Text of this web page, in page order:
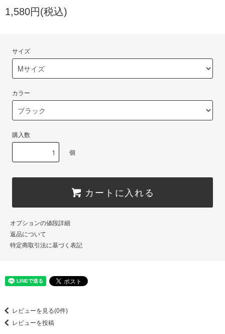
1,580円(税込)
サイズ
カラー
購入数
個
カートに入れる
オプションの値段詳細
返品について
特定商取引法に基づく表記
レビューを見る(0件)
レビューを投稿